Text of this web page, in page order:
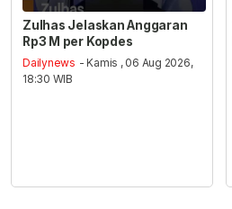
Zulhas Jelaskan Anggaran
Rp3 M per Kopdes
Dailynews - Kamis , 06 Aug 2026,
18:30 WIB